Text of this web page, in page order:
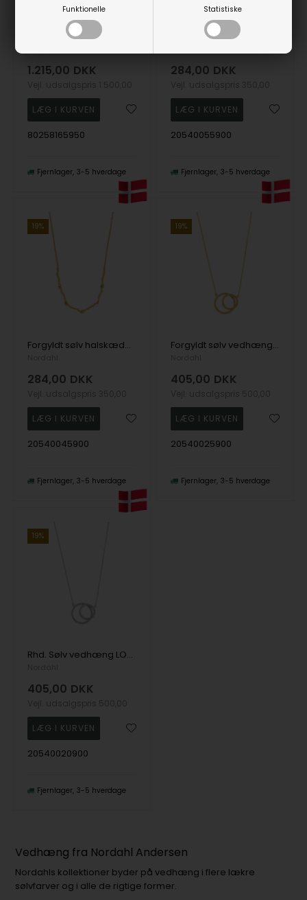
Funktionelle Statistiske
1.215,00 DKK
80258165950
Fjernlager 3-5 hverdage
284,00 DKK
20540055900
Fjernlager 3-5 hverdage
19%
Forgyldt sølv halskæde MOVIE52 , fra Nordahl
284,00 DKK
20540045900
Fjernlager 3-5 hverdage
19%
Forgyldt sølv vedhæng LOOK52 , fra Nordahl
405,00 DKK
20540025900
Fjernlager 3-5 hverdage
19%
Rhd. Sølv vedhæng LOOK52 , fra Nordahl
405,00 DKK
20540020900
Fjernlager 3-5 hverdage
Vedhæng fra Nordahl Andersen
Nordahls kollektioner byder på vedhæng i flere lækre
sølvfarver og i alle de rigtige former.